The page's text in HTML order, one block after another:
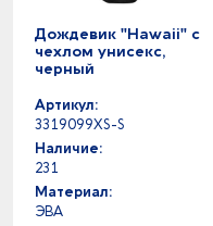
Дождевик "Hawaii" c
чехлом унисекс,
черный
Артикул:
3319099XS-S
Наличие:
231
Материал:
ЭВА